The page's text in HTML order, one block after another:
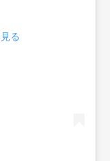
る